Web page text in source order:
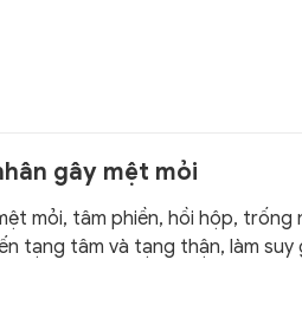
gây mệt mỏi
mỏi, tâm phiền, hồi hộp, trống
tạng tâm và tạng thận, làm suy